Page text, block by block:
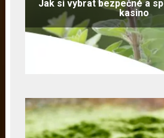
Jak si vybrat bezpečné a
kasino